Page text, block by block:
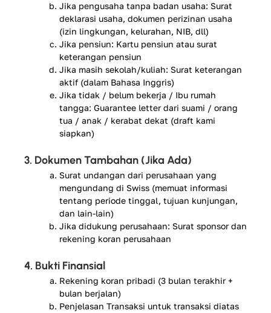
Jika pengusaha tanpa badan usaha: Surat
deklarasi usaha, dokumen perizinan usaha
(izin lingkungan, kelurahan, NIB, dll)
Jika pensiun: Kartu pensiun atau surat
keterangan pensiun
Jika masih sekolah/kuliah: Surat keterangan
aktif (dalam Bahasa Inggris)
Jika tidak / belum bekerja / Ibu rumah
tangga: Guarantee letter dari suami / orang
tua / anak / kerabat dekat (draft kami
siapkan)
3. Dokumen Tambahan (Jika Ada)
Surat undangan dari perusahaan yang
mengundang di Swiss (memuat informasi
tentang periode tinggal, tujuan kunjungan,
dan lain-lain)
Jika didukung perusahaan: Surat sponsor dan
rekening koran perusahaan
4. Bukti Finansial
Rekening koran pribadi (3 bulan terakhir +
bulan berjalan)
Penjelasan Transaksi untuk transaksi diatas